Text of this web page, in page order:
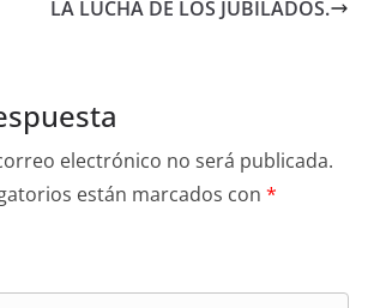
LA LUCHA DE LOS JUBILADOS.
electrónico no será publicada.
están marcados con *